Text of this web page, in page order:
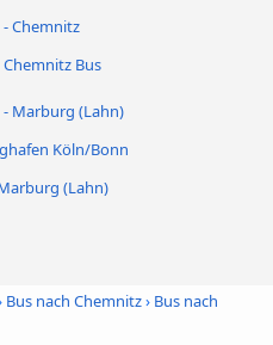
Chemnitz
Bus
Marburg (Lahn)
Köln/Bonn
(Lahn)
Bus nach Chemnitz› Bus nach